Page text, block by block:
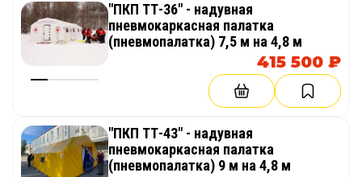
хранить и использовать повторно.
Быстрая установка и демонтаж
Пневмокаркасная конструкция быстро
накачивается, устанавливается и
подготавливается к работе. После
использования ее можно сдуть, сложить и
перевезти на следующую площадку.
"ПКП ТТ-36" - надувная
пневмокаркасная палатка
(пневмопалатка) 7,5 м на 4,8 м
415 500 ₽
"ПКП ТТ-43" - надувная
пневмокаркасная палатка
(пневмопалатка) 9 м на 4,8 м